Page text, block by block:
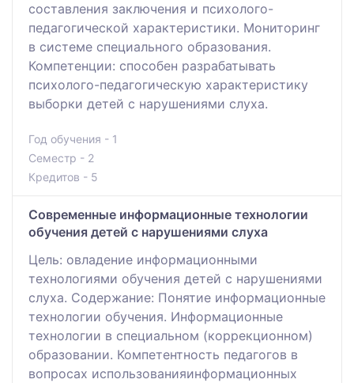
составления заключения и психолого-
педагогической характеристики. Мониторинг
в системе специального образования.
Компетенции: способен разрабатывать
психолого-педагогическую характеристику
выборки детей с нарушениями слуха.
Год обучения - 1
Семестр - 2
Кредитов - 5
Современные информационные технологии
обучения детей с нарушениями слуха
Цель: овладение информационными
технологиями обучения детей с нарушениями
слуха. Содержание: Понятие информационные
технологии обучения. Информационные
технологии в специальном (коррекционном)
образовании. Компетентность педагогов в
вопросах использованияинформационных